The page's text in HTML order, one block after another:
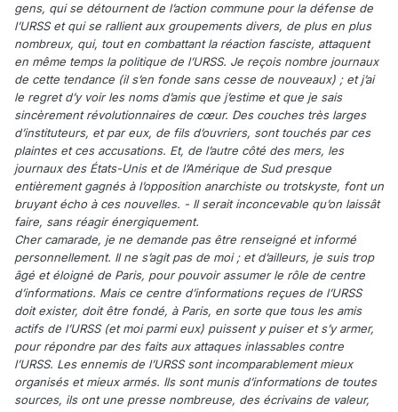
gens, qui se détournent de l’action commune pour la défense de
l’URSS et qui se rallient aux groupements divers, de plus en plus
nombreux, qui, tout en combattant la réaction fasciste, attaquent
en même temps la politique de l’URSS. Je reçois nombre journaux
de cette tendance (il s’en fonde sans cesse de nouveaux) ; et j’ai
le regret d’y voir les noms d’amis que j’estime et que je sais
sincèrement révolutionnaires de cœur. Des couches très larges
d’instituteurs, et par eux, de fils d’ouvriers, sont touchés par ces
plaintes et ces accusations. Et, de l’autre côté des mers, les
journaux des États-Unis et de l’Amérique de Sud presque
entièrement gagnés à l’opposition anarchiste ou trotskyste, font un
bruyant écho à ces nouvelles. - Il serait inconcevable qu’on laissât
faire, sans réagir énergiquement.
Cher camarade, je ne demande pas être renseigné et informé
personnellement. Il ne s’agit pas de moi ; et d’ailleurs, je suis trop
âgé et éloigné de Paris, pour pouvoir assumer le rôle de centre
d’informations. Mais ce centre d’informations reçues de l’URSS
doit exister, doit être fondé, à Paris, en sorte que tous les amis
actifs de l’URSS (et moi parmi eux) puissent y puiser et s’y armer,
pour répondre par des faits aux attaques inlassables contre
l’URSS. Les ennemis de l’URSS sont incomparablement mieux
organisés et mieux armés. Ils sont munis d’informations de toutes
sources, ils ont une presse nombreuse, des écrivains de valeur,